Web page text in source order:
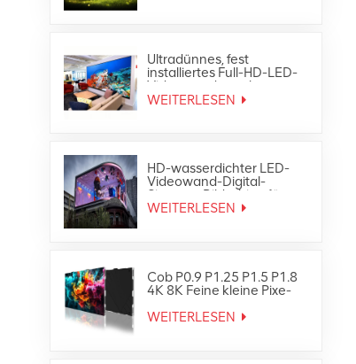
Ultradünnes, fest
installiertes Full-HD-LED-
Videowandpanel-
Bildschirmdisplay für den
WEITERLESEN
HD-wasserdichter LED-
Videowand-Digital-
Signage-Bildschirm für
den Außenbereich
WEITERLESEN
Cob P0.9 P1.25 P1.5 P1.8
4K 8K Feine kleine Pixe-
WEITERLESEN